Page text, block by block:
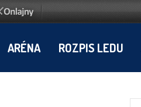
ARÉNA ROZPIS LEDU